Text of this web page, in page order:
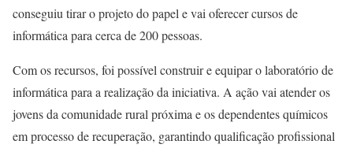
conseguiu tirar o projeto do papel e vai oferecer cursos de
informática para cerca de 200 pessoas.
Com os recursos, foi possível construir e equipar o laboratório de
informática para a realização da iniciativa. A ação vai atender os
jovens da comunidade rural próxima e os dependentes químicos
em processo de recuperação, garantindo qualificação profissional